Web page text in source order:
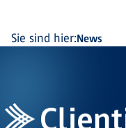
Sie sind hier:News